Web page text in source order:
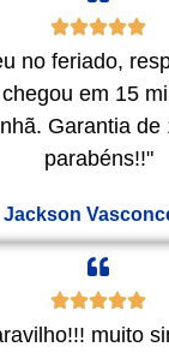
no feriado,
em 15
Garantia de
parabéns!!"
Jackson
muito